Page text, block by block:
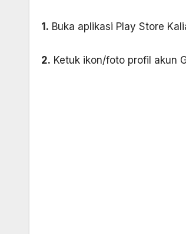
1. Buka aplikasi Play Store
2. Ketuk ikon/foto profil akun